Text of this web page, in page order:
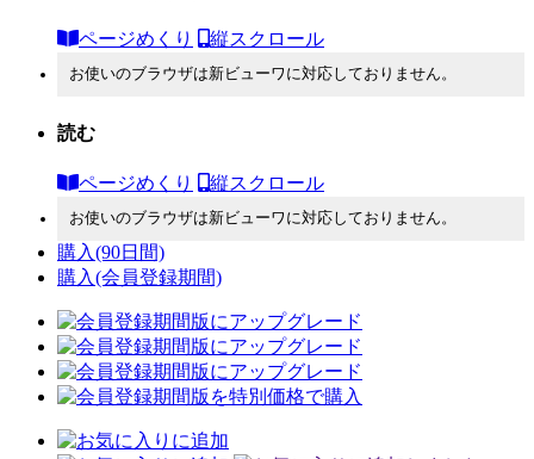
ページめくり 縦スクロール
お使いのブラウザは新ビューワに対応しておりません。
読む
ページめくり 縦スクロール
お使いのブラウザは新ビューワに対応しておりません。
購入(90日間)
購入(会員登録期間)